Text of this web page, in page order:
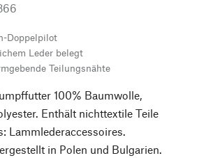
Doppelpilot
Leder belegt
Teilungsnähte
100% Baumwolle,
Enthält nichttextile Teile
Lammlederaccessoires.
in Polen und Bulgarien.